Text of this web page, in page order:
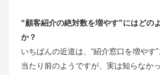
“顧客紹介の絶対数を増やす”にはどの
か？
いちばんの近道は、“紹介窓口を増やす”
当たり前のようですが、実は知らなかっ